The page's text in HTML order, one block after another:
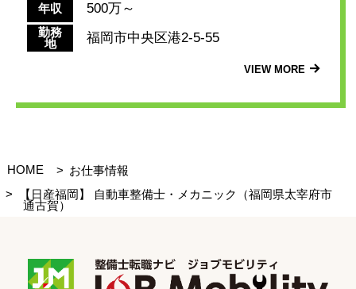
年収 500万～
勤務
地
福岡市中央区港2-5-55
VIEW MORE
HOME
お仕事情報
【日産福岡】 自動車整備士・メカニック（福岡県太宰府市
通古賀）